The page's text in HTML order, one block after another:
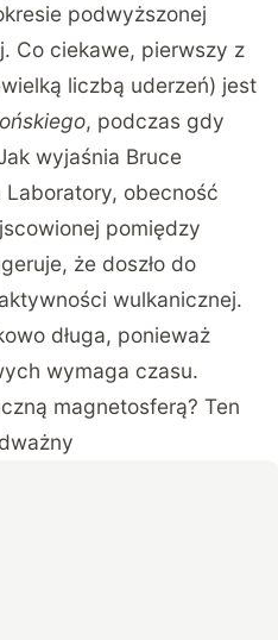
podwyższonej
Co ciekawe, pierwszy z
liczbą uderzeń) jest
, podczas gdy
wyjaśnia Bruce
Laboratory, obecność
pomiędzy
że doszło do
wulkanicznej.
długa, ponieważ
wymaga czasu.
magnetosferą? Ten